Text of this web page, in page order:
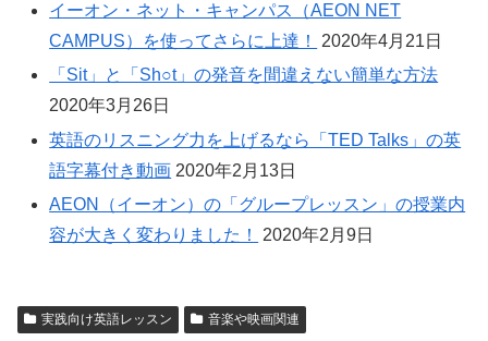
イーオン・ネット・キャンパス（AEON NET
CAMPUS）を使ってさらに上達！
2020年4月21日
「Sit」と「Sh○t」の発音を間違えない簡単な方法
2020年3月26日
英語のリスニング力を上げるなら「TED Talks」の英
語字幕付き動画 2020年2月13日
AEON（イーオン）の「グループレッスン」の授業内
容が大きく変わりました！
2020年2月9日
実践向け英語レッスン 音楽や映画関連